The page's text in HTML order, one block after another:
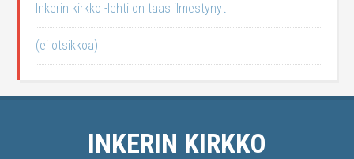
Inkerin kirkko -lehti on taas ilmestynyt
(ei otsikkoa)
INKERIN KIRKKO